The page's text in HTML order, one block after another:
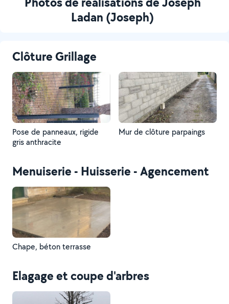
Ladan (Joseph)
Clôture Grillage
Pose de panneaux, rigide
gris anthracite
Mur de clôture parpaings
Menuiserie - Huisserie - Agencement
Chape, béton terrasse
Elagage et coupe d'arbres